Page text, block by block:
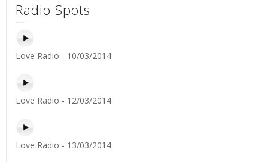
Radio Spots
Love Radio - 10/03/2014
Love Radio - 12/03/2014
Love Radio - 13/03/2014